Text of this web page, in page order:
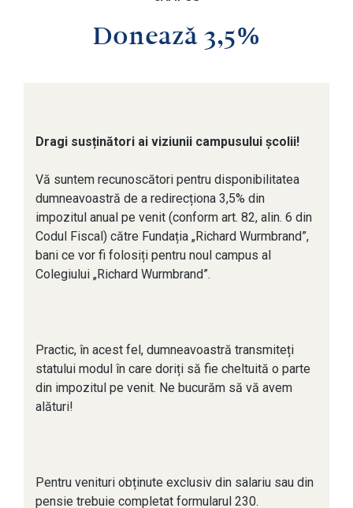
Donează 3,5%
Dragi susținători ai viziunii campusului școlii!
Vă suntem recunoscători pentru disponibilitatea
dumneavoastră de a redirecționa 3,5% din
impozitul anual pe venit (conform art. 82, alin. 6 din
Codul Fiscal) către Fundația „Richard Wurmbrand”,
bani ce vor fi folosiți pentru noul campus al
Colegiului „Richard Wurmbrand”.
Practic, în acest fel, dumneavoastră transmiteți
statului modul în care doriți să fie cheltuită o parte
din impozitul pe venit. Ne bucurăm să vă avem
alături!
Pentru venituri obținute exclusiv din salariu sau din
pensie trebuie completat formularul 230.